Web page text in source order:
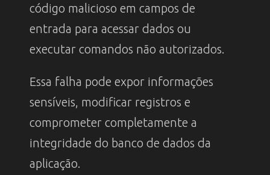
código malicioso em campos de
entrada para acessar dados ou
executar comandos não autorizados.
Essa falha pode expor informações
sensíveis, modificar registros e
comprometer completamente a
integridade do banco de dados da
aplicação.